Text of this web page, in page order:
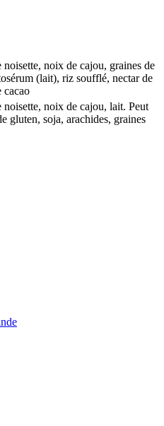
noisette, noix de cajou, graines de
(lait), riz soufflé, nectar de
cacao
noisette, noix de cajou, lait. Peut
gluten, soja, arachides, graines